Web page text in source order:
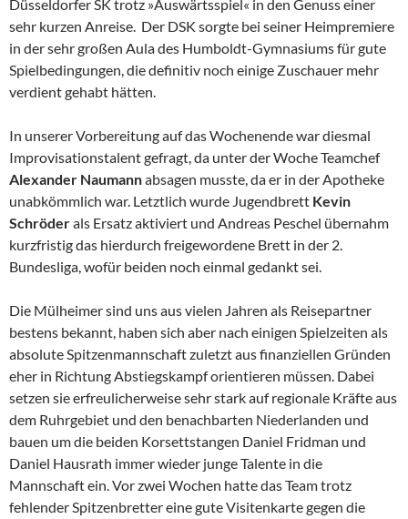
Düsseldorfer SK trotz »Auswärtsspiel« in den Genuss einer
sehr kurzen Anreise. Der DSK sorgte bei seiner Heimpremiere
in der sehr großen Aula des Humboldt-Gymnasiums für gute
Spielbedingungen, die definitiv noch einige Zuschauer mehr
verdient gehabt hätten.
In unserer Vorbereitung auf das Wochenende war diesmal
Improvisationstalent gefragt, da unter der Woche Teamchef
Alexander Naumannabsagen musste, da er in der Apotheke
unabkömmlich war. Letztlich wurde Jugendbrett Kevin
Schröderals Ersatz aktiviert und Andreas Peschel übernahm
kurzfristig das hierdurch freigewordene Brett in der 2.
Bundesliga, wofür beiden noch einmal gedankt sei.
Die Mülheimer sind uns aus vielen Jahren als Reisepartner
bestens bekannt, haben sich aber nach einigen Spielzeiten als
absolute Spitzenmannschaft zuletzt aus finanziellen Gründen
eher in Richtung Abstiegskampf orientieren müssen. Dabei
setzen sie erfreulicherweise sehr stark auf regionale Kräfte aus
dem Ruhrgebiet und den benachbarten Niederlanden und
bauen um die beiden Korsettstangen Daniel Fridman und
Daniel Hausrath immer wieder junge Talente in die
Mannschaft ein. Vor zwei Wochen hatte das Team trotz
fehlender Spitzenbretter eine gute Visitenkarte gegen die